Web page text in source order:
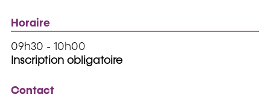
Horaire
09h30 - 10h00
Inscription obligatoire
Contact